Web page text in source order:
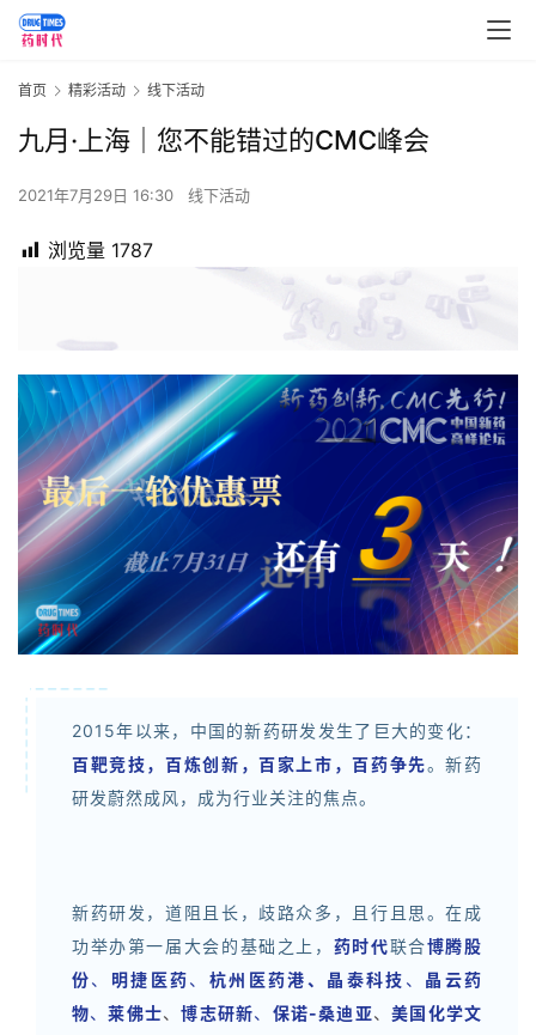
首页 精彩活动 线下活动
九月·上海｜您不能错过的CMC峰会
2021年7月29日 16:30 线下活动
浏览量 1787
2015年以来，中国的新药研发发生了巨大的变化：
百靶竞技，百炼创新，百家上市，百药争先。新药
研发蔚然成风，成为行业关注的焦点。
新药研发，道阻且长，歧路众多，且行且思。在成
功举办第一届大会的基础之上， 药时代联合博腾股
份、 明捷医药、 杭州医药港、 晶泰科技 、 晶云药
物、莱佛士、博志研新、 保诺-桑迪亚、美国化学文